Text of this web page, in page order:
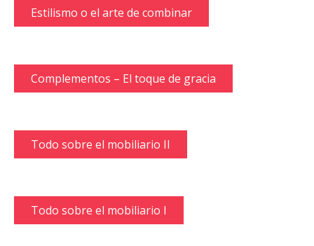
Estilismo o el arte de combinar
Complementos – El toque de gracia
Todo sobre el mobiliario II
Todo sobre el mobiliario I